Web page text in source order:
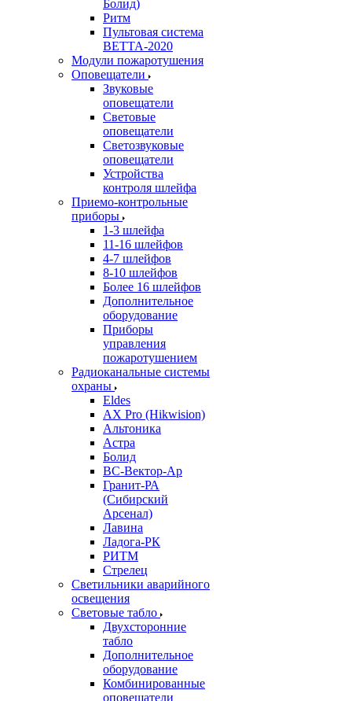
Болид)
Ритм
Пультовая система
ВЕТТА-2020
Модули пожаротушения
Оповещатели
Звуковые
оповещатели
Световые
оповещатели
Светозвуковые
оповещатели
Устройства
контроля шлейфа
Приемо-контрольные
приборы
1-3 шлейфа
11-16 шлейфов
4-7 шлейфов
8-10 шлейфов
Более 16 шлейфов
Дополнительное
оборудование
Приборы
управления
пожаротушением
Радиоканальные системы
охраны
Eldes
AX Pro (Hikwision)
Альтоника
Астра
Болид
ВС-Вектор-Ар
Гранит-РА
(Сибирский
Арсенал)
Лавина
Ладога-РК
РИТМ
Стрелец
Светильники аварийного
освещения
Световые табло
Двухсторонние
табло
Дополнительное
оборудование
Комбинированные
оповещатели